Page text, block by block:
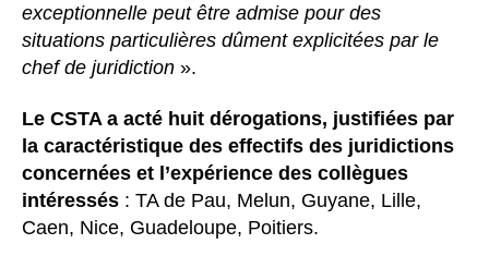
exceptionnelle peut être admise pour des
situations particulières dûment explicitées par le
chef de juridiction ».
Le CSTA a acté huit dérogations, justifiées par
la caractéristique des effectifs des juridictions
concernées et l’expérience des collègues
intéressés : TA de Pau, Melun, Guyane, Lille,
Caen, Nice, Guadeloupe, Poitiers.